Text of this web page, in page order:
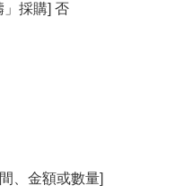
」採購] 否
、金額或數量]